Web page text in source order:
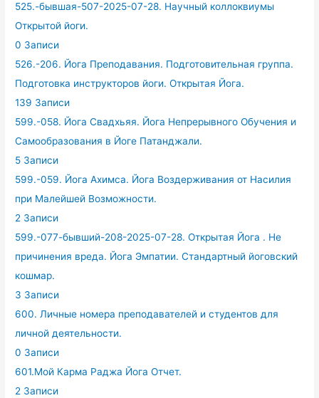
525.-бывшая-507-2025-07-28. Научный коллоквиумы
Открытой йоги.
0 Записи
526.-206. Йога Преподавания. Подготовительная группа.
Подготовка инструкторов йоги. Открытая Йога.
139 Записи
599.-058. Йога Свадхьяя. Йога Непрерывного Обучения и
Самообразования в Йоге Патанджали.
5 Записи
599.-059. Йога Ахимса. Йога Воздерживания от Насилия
при Малейшей Возможности.
2 Записи
599.-077-бывший-208-2025-07-28. Открытая Йога . Не
причинения вреда. Йога Эмпатии. Стандартный йоговский
кошмар.
3 Записи
600. Личные номера преподавателей и студентов для
личной деятельности.
0 Записи
601.Мой Карма Раджа Йога Отчет.
2 Записи